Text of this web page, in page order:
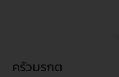
ครัวมรกต